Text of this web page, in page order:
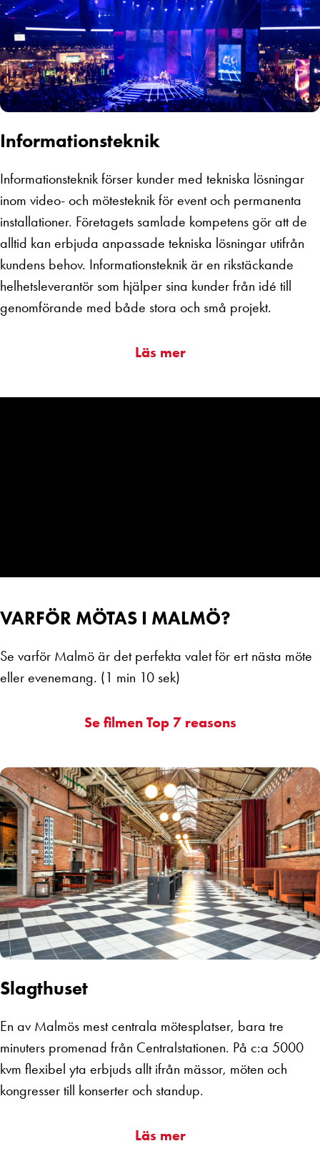
Informationsteknik
Informationsteknik förser kunder med tekniska lösningar
inom video- och mötesteknik för event och permanenta
installationer. Företagets samlade kompetens gör att de
alltid kan erbjuda anpassade tekniska lösningar utifrån
kundens behov. Informationsteknik är en rikstäckande
helhetsleverantör som hjälper sina kunder från idé till
genomförande med både stora och små projekt.
Läs mer
VARFÖR MÖTAS I MALMÖ?
Se varför Malmö är det perfekta valet för ert nästa möte
eller evenemang. (1 min 10 sek)
Se filmen Top 7 reasons
Slagthuset
En av Malmös mest centrala mötesplatser, bara tre
minuters promenad från Centralstationen. På c:a 5000
kvm flexibel yta erbjuds allt ifrån mässor, möten och
kongresser till konserter och standup.
Läs mer